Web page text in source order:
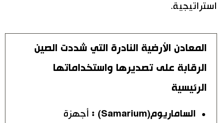
استراتيجية.
المعادن الأرضية النادرة التي شددت الصين
الرقابة على تصديرها واستخداماتها
الرئيسية
الساماريوم(Samarium) :
أجهزة